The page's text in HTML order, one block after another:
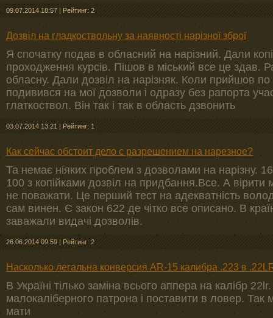
09.07.2014 18:57 | Рейтинг: 2
Дозвіл на гладкоствольну за наявності нарізної зброї
Я спочатку подав в обласний на нарізний. Дали
проходження курсів. Пішов в міський все це здав.
обласну. Дали дозвіл на нарізняк. Коли прийшов по
подивився на мої дозволи і одразу без рапорта
глаткоствол. Він так і так в область дзвонить
03.07.2014 13:21 | Рейтинг: 1
Как сейчас обстоит дело с разрешением на нарезное?
Та немає ніяких проблем з дозволами на нарізну.
100 з копійками дозвіл на придбання.Все. А
не поважати. Це перший тест на адекватність
сам винен. Є закон 622 де чітко все описано. В
заважали видачі дозволів.
26.06.2014 09:59 | Рейтинг: 2
Насколько легальна конверсия AR-15 калибра .223 в
В Україні тілько заміна всього аппера на калібр
малокаліберного патрона і поставити в ловер.
мати